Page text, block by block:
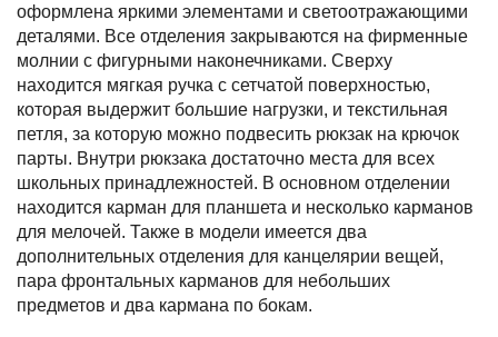
оформлена яркими элементами и светоотражающими
деталями. Все отделения закрываются на фирменные
молнии с фигурными наконечниками. Сверху
находится мягкая ручка с сетчатой поверхностью,
которая выдержит большие нагрузки, и текстильная
петля, за которую можно подвесить рюкзак на крючок
парты. Внутри рюкзака достаточно места для всех
школьных принадлежностей. В основном отделении
находится карман для планшета и несколько карманов
для мелочей. Также в модели имеется два
дополнительных отделения для канцелярии вещей,
пара фронтальных карманов для небольших
предметов и два кармана по бокам.